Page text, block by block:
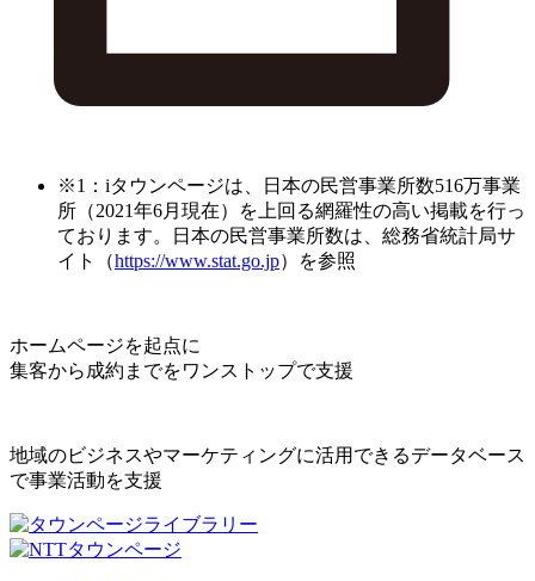
※1：iタウンページは、日本の民営事業所数516万事業
所（2021年6月現在）を上回る網羅性の高い掲載を行っ
ております。日本の民営事業所数は、総務省統計局サ
イト（https://www.stat.go.jp）を参照
ホームページを起点に
集客から成約までをワンストップで支援
地域のビジネスやマーケティングに活用できるデータベース
で事業活動を支援